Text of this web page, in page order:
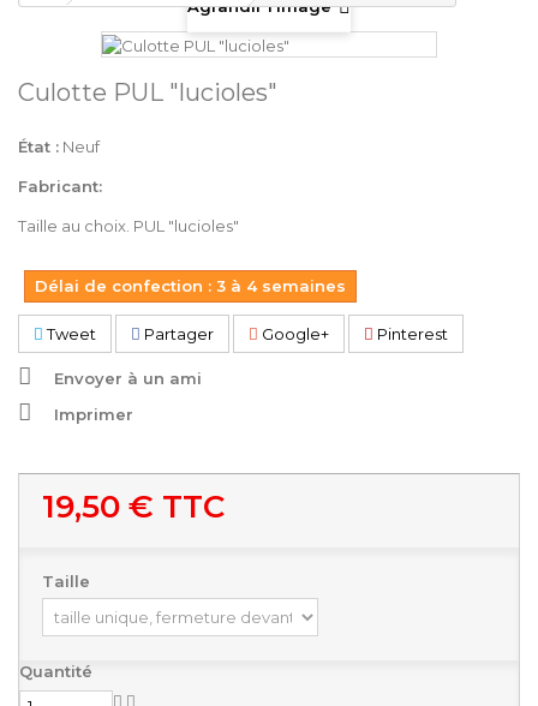
Agrandir l'image
Culotte PUL "lucioles"
État : Neuf
Fabricant:
Taille au choix. PUL "lucioles"
Délai de confection : 3 à 4 semaines
Tweet Partager Google+ Pinterest
Envoyer à un ami
Imprimer
19,50 € TTC
Taille
Quantité